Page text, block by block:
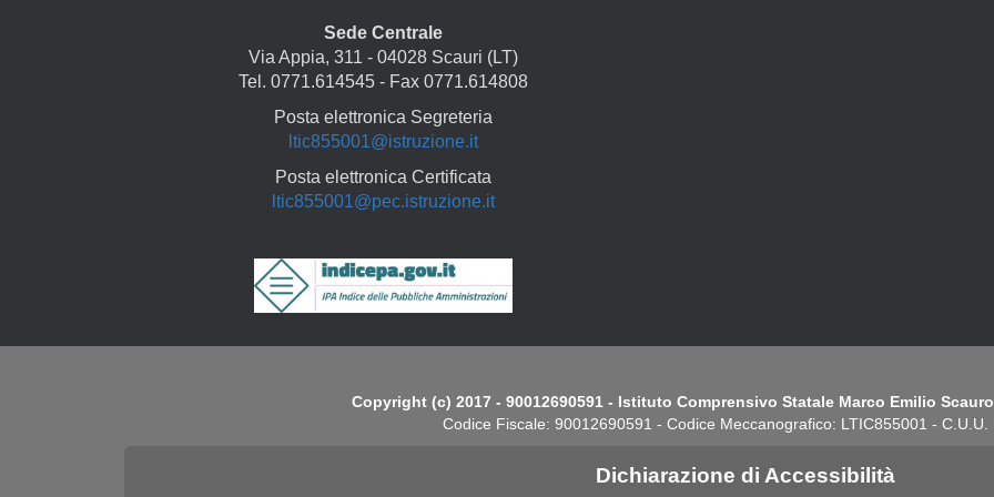
Sede Centrale
Via Appia, 311 - 04028 Scauri (LT)
Tel. 0771.614545 - Fax 0771.614808
Posta elettronica Segreteria
ltic855001@istruzione.it
Posta elettronica Certificata
ltic855001@pec.istruzione.it
Copyright (c) 2017 - 90012690591 - Istituto Comprensivo Statale Marco Emilio
Codice Fiscale: 90012690591 - Codice Meccanografico: LTIC855001 - C.U.U.
Dichiarazione di Accessibilità